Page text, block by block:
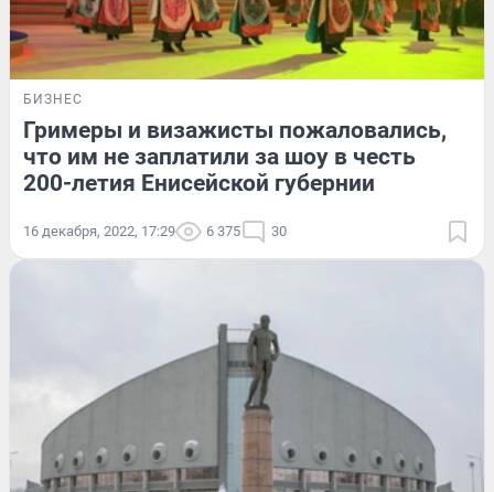
БИЗНЕС
Гримеры и визажисты пожаловались,
что им не заплатили за шоу в честь
200-летия Енисейской губернии
16 декабря, 2022, 17:29 6 375 30